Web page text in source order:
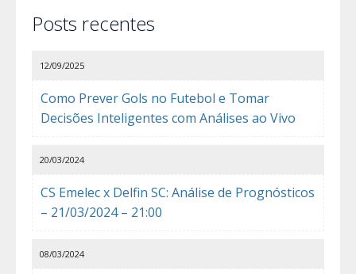
Posts recentes
Como Prever Gols no Futebol e Tomar
Decisões Inteligentes com Análises ao Vivo
12/09/2025
CS Emelec x Delfin SC: Análise de Prognósticos
– 21/03/2024 – 21:00
20/03/2024
08/03/2024